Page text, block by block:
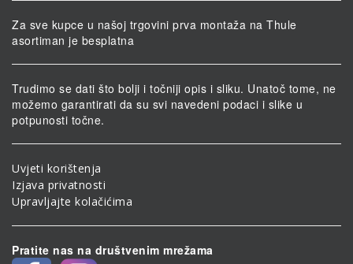
Za sve kupce u našoj trgovini prva montaža na Thule
asortiman je besplatna
Trudimo se dati što bolji i točniji opis i sliku. Unatoč tome, ne
možemo garantirati da su svi navedeni podaci i slike u
potpunosti točne.
Uvjeti korištenja
Izjava privatnosti
Upravljajte kolačićima
Pratite nas na društvenim mrežama